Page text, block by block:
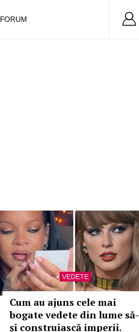
VEDETE
Cum au ajuns cele mai
bogate vedete din lume să-
și construiască imperii.
FORUM